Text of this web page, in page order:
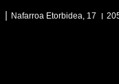
Nafarroa Etorbidea, 17